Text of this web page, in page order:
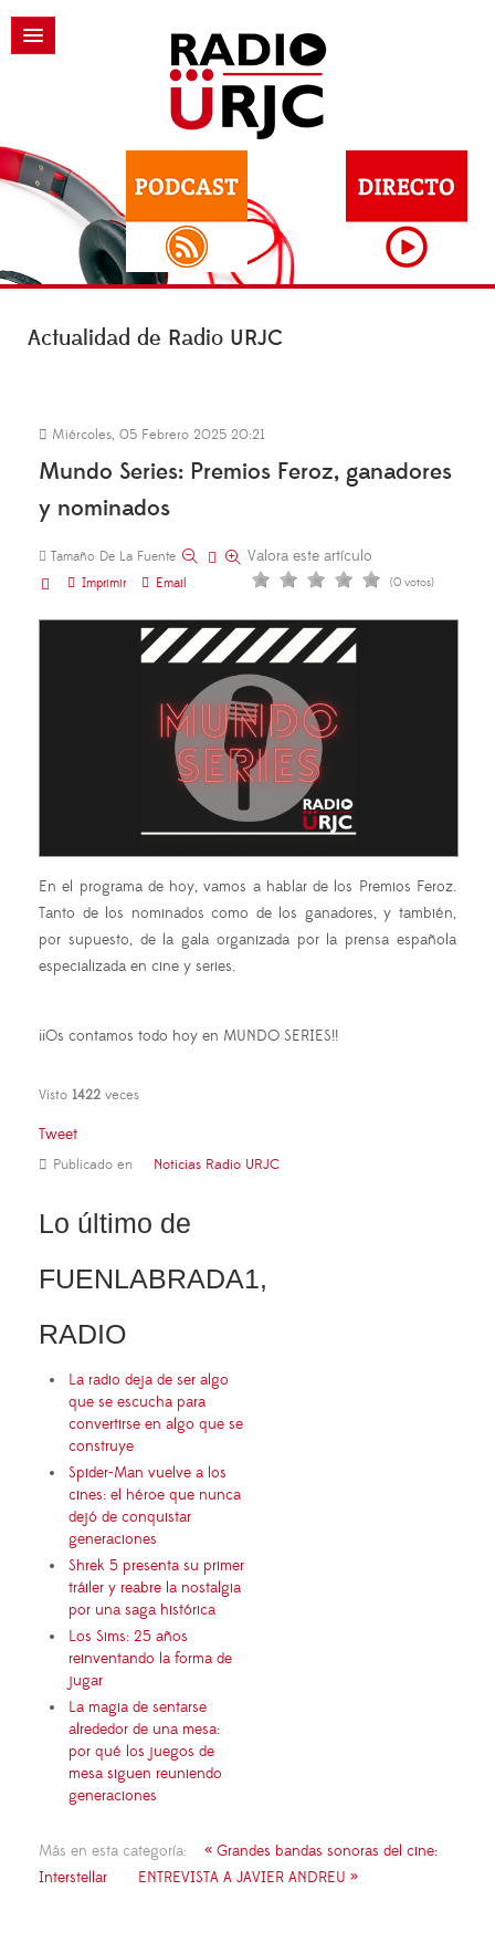
Actualidad de Radio URJC
Miércoles, 05 Febrero 2025 20:21
Mundo Series: Premios Feroz, ganadores
y nominados
Tamaño De La Fuente
Imprimir
Email
Valora este artículo
(0 votos)
En el programa de hoy, vamos a hablar de los Premios Feroz.
Tanto de los nominados como de los ganadores, y también,
por supuesto, de la gala organizada por la prensa española
especializada en cine y series.
¡¡Os contamos todo hoy en MUNDO SERIES!!
Visto 1422 veces
Tweet
Publicado en Noticias Radio URJC
Lo último de
FUENLABRADA1,
RADIO
La radio deja de ser algo
que se escucha para
convertirse en algo que se
construye
Spider-Man vuelve a los
cines: el héroe que nunca
dejó de conquistar
generaciones
Shrek 5 presenta su primer
tráiler y reabre la nostalgia
por una saga histórica
Los Sims: 25 años
reinventando la forma de
jugar
La magia de sentarse
alrededor de una mesa:
por qué los juegos de
mesa siguen reuniendo
generaciones
Más en esta categoría:
« Grandes bandas sonoras del cine:
Interstellar
ENTREVISTA A JAVIER ANDREU »